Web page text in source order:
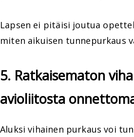
Lapsen ei pitäisi joutua
miten aikuisen tunnepurkaus
5. Ratkaisematon
avioliitosta
Aluksi vihainen purkaus voi